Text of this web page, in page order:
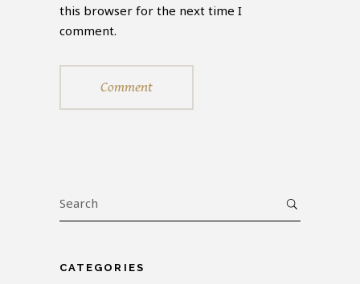
this browser for the next time I
comment.
Comment
CATEGORIES